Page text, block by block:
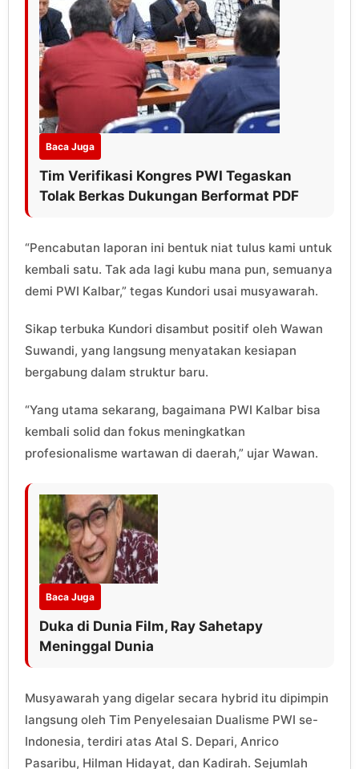
Baca Juga
Tim Verifikasi Kongres PWI Tegaskan
Tolak Berkas Dukungan Berformat PDF
“Pencabutan laporan ini bentuk niat tulus kami untuk
kembali satu. Tak ada lagi kubu mana pun, semuanya
demi PWI Kalbar,” tegas Kundori usai musyawarah.
Sikap terbuka Kundori disambut positif oleh Wawan
Suwandi, yang langsung menyatakan kesiapan
bergabung dalam struktur baru.
“Yang utama sekarang, bagaimana PWI Kalbar bisa
kembali solid dan fokus meningkatkan
profesionalisme wartawan di daerah,” ujar Wawan.
Baca Juga
Duka di Dunia Film, Ray Sahetapy
Meninggal Dunia
Musyawarah yang digelar secara hybrid itu dipimpin
langsung oleh Tim Penyelesaian Dualisme PWI se-
Indonesia, terdiri atas Atal S. Depari, Anrico
Pasaribu, Hilman Hidayat, dan Kadirah. Sejumlah